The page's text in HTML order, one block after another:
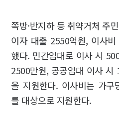
쪽방·반지하 등 취약거처 주
이자 대출 2550억원, 이사
했다. 민간임대로 이사 시
2500만원, 공공임대 이사 시
을 지원한다. 이사비는 가구
를 대상으로 지원한다.